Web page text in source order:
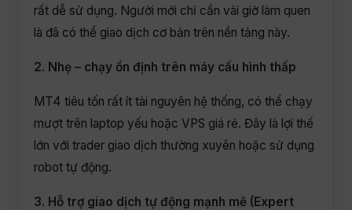
rất dễ sử dụng. Người mới chỉ cần vài giờ làm quen
là đã có thể giao dịch cơ bản trên nền tảng này.
2. Nhẹ – chạy ổn định trên máy cấu hình thấp
MT4 tiêu tốn rất ít tài nguyên hệ thống, có thể chạy
mượt trên laptop yếu hoặc VPS giá rẻ. Đây là lợi thế
lớn với trader giao dịch thường xuyên hoặc sử dụng
robot tự động.
3. Hỗ trợ giao dịch tự động mạnh mẽ (Expert